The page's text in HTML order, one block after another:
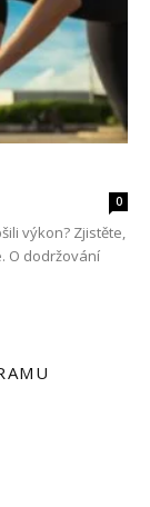
0
výkon? Zjistěte,
O dodržování